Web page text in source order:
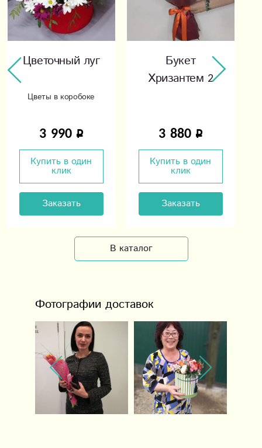
Цветочный луг
Цветы в коробоке
3 990
Купить в один
клик
Заказать
Букет
Хризантем 2
3 880
Купить в один
клик
Заказать
В каталог
Фотографии доставок